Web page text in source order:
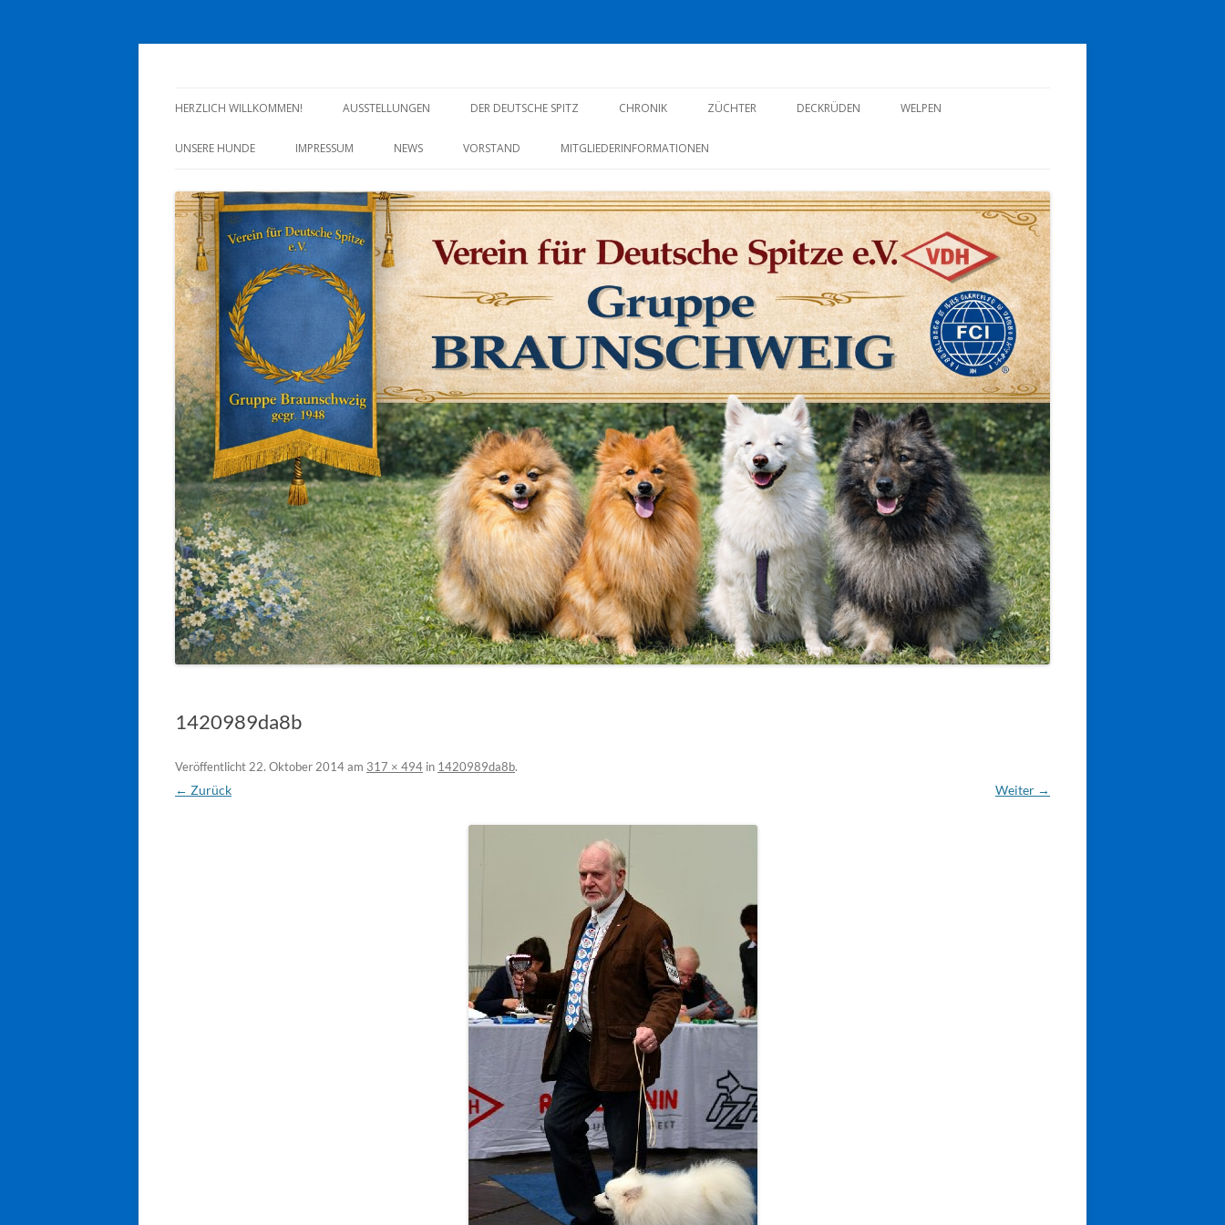
Inhalt
HERZLICH WILLKOMMEN! AUSSTELLUNGEN DER DEUTSCHE SPITZ CHRONIK ZÜCHTER DECKRÜDEN WELPEN
UNSERE HUNDE
GROSSSPITZ
MITTELSPITZ
KLEINSPITZ
IMPRESSUM NEWS VORSTAND MITGLIEDERINFORMATIONEN
1420989da8b
Veröffentlicht22. Oktober 2014am 317 × 494 in 1420989da8b.
← Zurück Weiter →